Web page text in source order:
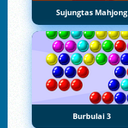
Sujungtas Mahjong
Burbulai 3